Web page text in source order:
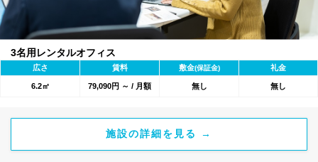
3名用レンタルオフィス
広さ 賃料 敷金(保証金) 礼金
6.2㎡ 79,090円 ～ / 月額 無し 無し
施設の詳細を見る →